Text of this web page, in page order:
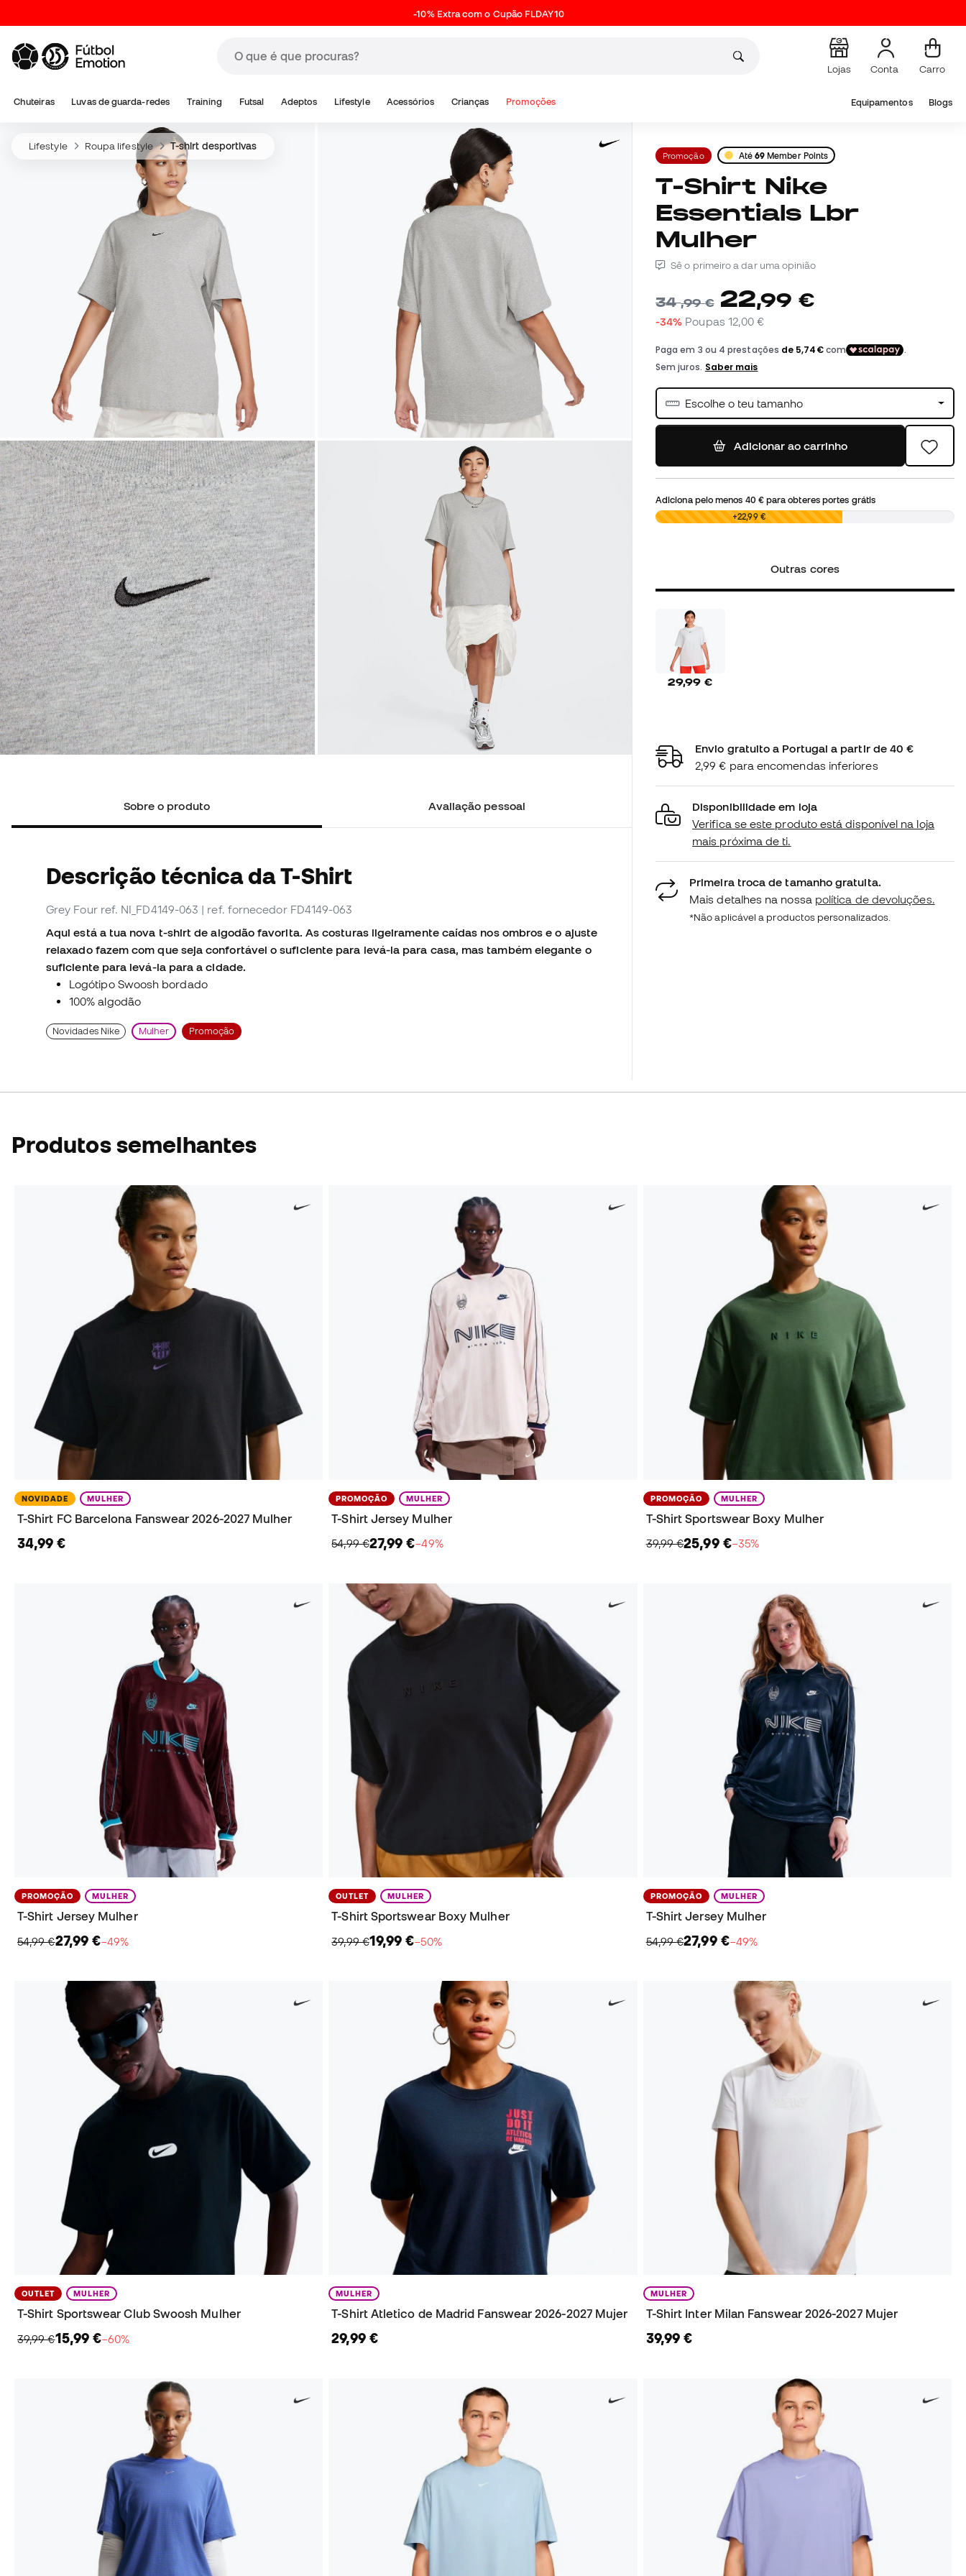
-10% Extra com o Cupão FLDAY10
Lojas Conta Carro
Chuteiras Luvas de guarda-redes Training Futsal Adeptos Lifestyle Acessórios Crianças Promoções Equipamentos Blogs
Lifestyle Roupa lifestyle T-shirt desportivas
Sobre o produto Avaliação pessoal
Descrição técnica da T-Shirt
Grey Four ref. NI_FD4149-063 | ref. fornecedor FD4149-063
Aqui está a tua nova t-shirt de algodão favorita. As costuras ligeiramente caídas nos ombros e o ajuste
relaxado fazem com que seja confortável o suficiente para levá-la para casa, mas também elegante o
suficiente para levá-la para a cidade.
Logótipo Swoosh bordado
100% algodão
Novidades Nike Mulher Promoção
Promoção Até 69 Member Points
T-Shirt Nike
Essentials Lbr
Mulher
Sê o primeiro a dar uma opinião
34,99 € 22,99 €
-34% Poupas 12,00 €
Escolhe o teu tamanho
Adicionar ao carrinho
Adiciona pelo menos 40 €para obteres portes grátis
0,00 € +22,99 €
Outras cores
29,99 €
Envio gratuito a Portugal a partir de 40 €
2,99 € para encomendas inferiores
Disponibilidade em loja
Verifica se este produto está disponível na loja
mais próxima de ti.
Primeira troca de tamanho gratuita.
Mais detalhes na nossa política de devoluções.
*Não aplicável a productos personalizados.
Produtos semelhantes
NOVIDADE MULHER
T-Shirt FC Barcelona Fanswear 2026-2027 Mulher
34,99 €
PROMOÇÃO MULHER
T-Shirt Jersey Mulher
54,99 €27,99 €−49%
PROMOÇÃO MULHER
T-Shirt Sportswear Boxy Mulher
39,99 €25,99 €−35%
PROMOÇÃO MULHER
T-Shirt Jersey Mulher
54,99 €27,99 €−49%
OUTLET MULHER
T-Shirt Sportswear Boxy Mulher
39,99 €19,99 €−50%
PROMOÇÃO MULHER
T-Shirt Jersey Mulher
54,99 €27,99 €−49%
OUTLET MULHER
T-Shirt Sportswear Club Swoosh Mulher
39,99 €15,99 €−60%
MULHER
T-Shirt Atletico de Madrid Fanswear 2026-2027 Mujer
29,99 €
MULHER
T-Shirt Inter Milan Fanswear 2026-2027 Mujer
39,99 €